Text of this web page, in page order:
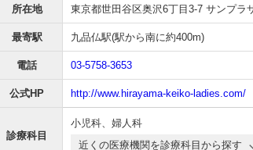
所在地 東京都世田谷区奥沢6丁目3-7 サンプラ
最寄駅 九品仏駅(駅から南に約400m)
電話 03-5758-3653
公式HP http://www.hirayama-keiko-ladies.com/
診療科目
小児科、 婦人科
近くの医療機関を診療科目から探す